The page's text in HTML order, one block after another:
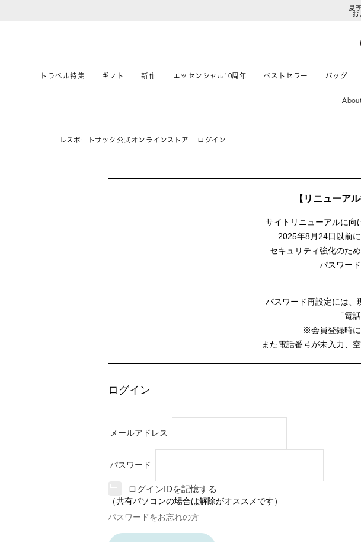
夏
お
トラベル特集 ギフト 新作 エッセンシャル10周年 ベストセラー バッグ
レスポートサック公式オンラインストア ログイン
【リニューア
サイトリニューアルに向
2025年8月24日以前に
セキュリティ強化のた
パスワー
パスワード再設定には、
「電
※会員登録時に
また電話番号が未入力、
ログイン
メールアドレス
パスワード
ログインIDを記憶する
（共有パソコンの場合は解除がオススメです）
パスワードをお忘れの方